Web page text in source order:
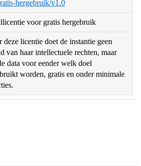
hergebruik/v1.0
voor gratis hergebruik
deze licentie doet de instantie geen
van haar intellectuele rechten, maar
data voor eender welk doel
worden, gratis en onder minimale